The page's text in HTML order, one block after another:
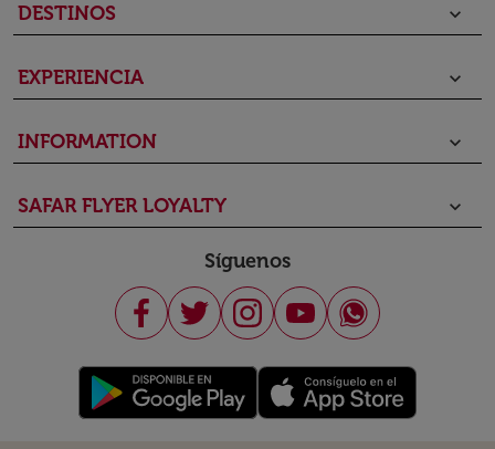
DESTINOS keyboard_arrow_down
EXPERIENCIA keyboard_arrow_down
INFORMATION keyboard_arrow_down
SAFAR FLYER LOYALTY keyboard_arrow_down
Síguenos